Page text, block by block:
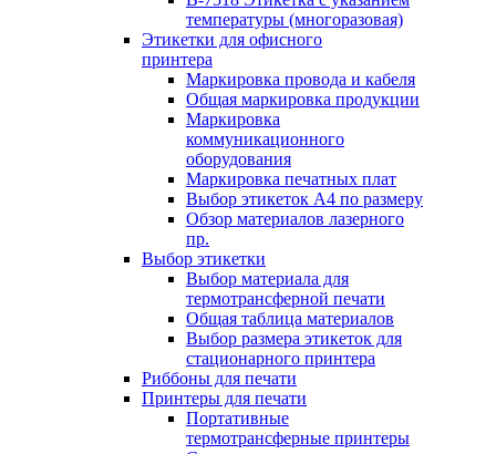
температуры (многоразовая)
Этикетки для офисного
принтера
Маркировка провода и кабеля
Общая маркировка продукции
Маркировка
коммуникационного
оборудования
Маркировка печатных плат
Выбор этикеток А4 по размеру
Обзор материалов лазерного
пр.
Выбор этикетки
Выбор материала для
термотрансферной печати
Общая таблица материалов
Выбор размера этикеток для
стационарного принтера
Риббоны для печати
Принтеры для печати
Портативные
термотрансферные принтеры